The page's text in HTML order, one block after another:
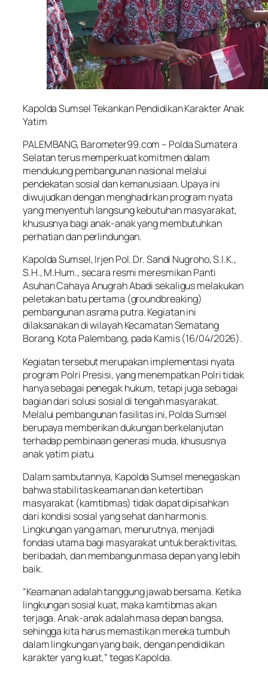
Kapolda Sumsel Tekankan Pendidikan Karakter Anak
Yatim
PALEMBANG, Barometer99.com – Polda Sumatera
Selatan terus memperkuat komitmen dalam
mendukung pembangunan nasional melalui
pendekatan sosial dan kemanusiaan. Upaya ini
diwujudkan dengan menghadirkan program nyata
yang menyentuh langsung kebutuhan masyarakat,
khususnya bagi anak-anak yang membutuhkan
perhatian dan perlindungan.
Kapolda Sumsel, Irjen Pol. Dr. Sandi Nugroho, S.I.K.,
S.H., M.Hum., secara resmi meresmikan Panti
Asuhan Cahaya Anugrah Abadi sekaligus melakukan
peletakan batu pertama (groundbreaking)
pembangunan asrama putra. Kegiatan ini
dilaksanakan di wilayah Kecamatan Sematang
Borang, Kota Palembang, pada Kamis (16/04/2026).
Kegiatan tersebut merupakan implementasi nyata
program Polri Presisi, yang menempatkan Polri tidak
hanya sebagai penegak hukum, tetapi juga sebagai
bagian dari solusi sosial di tengah masyarakat.
Melalui pembangunan fasilitas ini, Polda Sumsel
berupaya memberikan dukungan berkelanjutan
terhadap pembinaan generasi muda, khususnya
anak yatim piatu.
Dalam sambutannya, Kapolda Sumsel menegaskan
bahwa stabilitas keamanan dan ketertiban
masyarakat (kamtibmas) tidak dapat dipisahkan
dari kondisi sosial yang sehat dan harmonis.
Lingkungan yang aman, menurutnya, menjadi
fondasi utama bagi masyarakat untuk beraktivitas,
beribadah, dan membangun masa depan yang lebih
baik.
“Keamanan adalah tanggung jawab bersama. Ketika
lingkungan sosial kuat, maka kamtibmas akan
terjaga. Anak-anak adalah masa depan bangsa,
sehingga kita harus memastikan mereka tumbuh
dalam lingkungan yang baik, dengan pendidikan
karakter yang kuat,” tegas Kapolda.